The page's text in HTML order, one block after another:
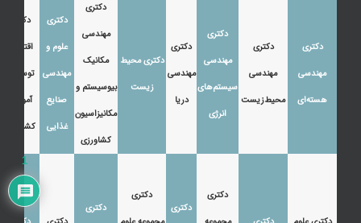
دکتری
مهندسی
هسته‌ای
دکتری
مهندسی
محیط‌زیست
دکتری
مهندسی
سیستم‌های
انرژی
دکتری
مهندسی
دریا
دکتری محیط
زیست
دکتری
مهندسی
مکانیک
بیوسیستم و
مکانیزاسیون
کشاورزی
دکتری
علوم و
مهندسی
صنایع
غذایی
دکتری
اقتصاد،
توسعه و
آموزش
کشاورزی
دکتری
دکتری
دکتری
دکتری
1